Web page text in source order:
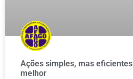
Ações simples, mas
melhor